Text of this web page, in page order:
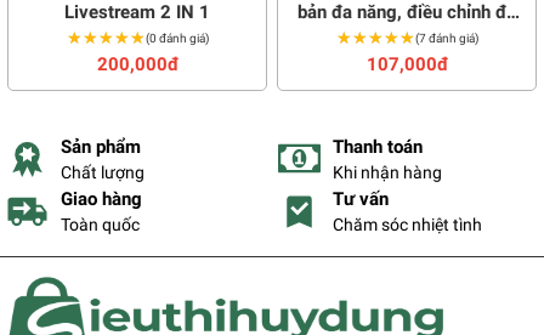
Livestream 2 IN 1
★★★★★
★★★★★(0 đánh giá)
200,000đ
bản đa năng, điều chỉnh độ
cao tiện lợi
★★★★★
★★★★★(7 đánh giá)
107,000đ
Sản phẩm
Chất lượng
Thanh toán
Khi nhận hàng
Giao hàng
Toàn quốc
Tư vấn
Chăm sóc nhiệt tình